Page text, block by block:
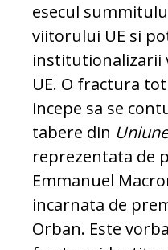
esecul
viitorului UE si
institutionalizarii
UE. O fractura
incepe sa se
tabere din
reprezentata de
Emmanuel
incarnata de
Orban. Este